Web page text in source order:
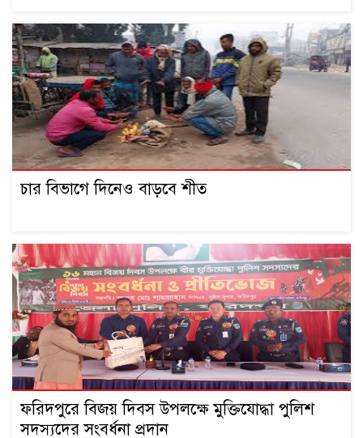
চার বিভাগে দিনেও বাড়বে শীত
ফরিদপুরে বিজয় দিবস উপলক্ষে মুক্তিযোদ্ধা পুলিশ
সদস্যদের সংবর্ধনা প্রদান